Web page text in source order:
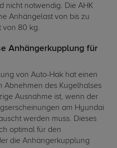
nicht notwendig. Die AHK
Anhängelast von bis zu
von 80 kg.
Anhängerkupplung für
von Auto-Hak hat einen
Abnehmen des Kugelhalses
Ausnahme ist, wenn der
am Hyundai
werden muss. Dieses
optimal für den
die Anhängerkupplung